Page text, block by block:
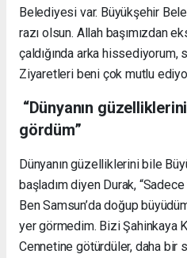
Belediyesi var. Büyükşehir
razı olsun. Allah başımızdan
çaldığında arka
Ziyaretleri beni çok mutlu
“Dünyanın
gördüm”
Dünyanın güzelliklerini bile
başladım diyen Durak,
Ben Samsun’da doğup
yer görmedim. Bizi Şahinkaya
Cennetine götürdüler, daha bir